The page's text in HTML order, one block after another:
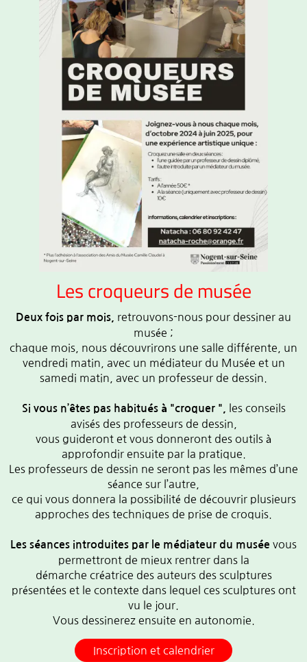
Les croqueurs de musée
Deux fois par mois,
retrouvons-nous pour dessiner au
musée ;
chaque mois, nous découvrirons une salle différente, un
vendredi matin, avec un médiateur du Musée et un
samedi matin, avec un professeur de dessin.
Si vous n’êtes pas habitués à "croquer ",
les conseils
avisés des professeurs de dessin,
vous guideront et vous donneront des outils à
approfondir ensuite par la pratique.
Les professeurs de dessin ne seront pas les mêmes d’une
séance sur l’autre,
ce qui vous donnera la possibilité de découvrir plusieurs
approches des techniques de prise de croquis.
Les séances introduites par le médiateur du musée vous
permettront de mieux rentrer dans la
démarche créatrice des auteurs des sculptures
présentées et le contexte dans lequel ces sculptures ont
vu le jour.
Vous dessinerez ensuite en autonomie.
Inscription et calendrier